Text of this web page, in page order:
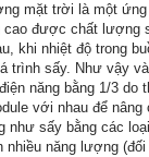
mặt trời là một
được chất
khi nhiệt độ trong
sấy. Như vậy
năng bằng 1/3
với nhau để
sấy bằng các
năng lượng